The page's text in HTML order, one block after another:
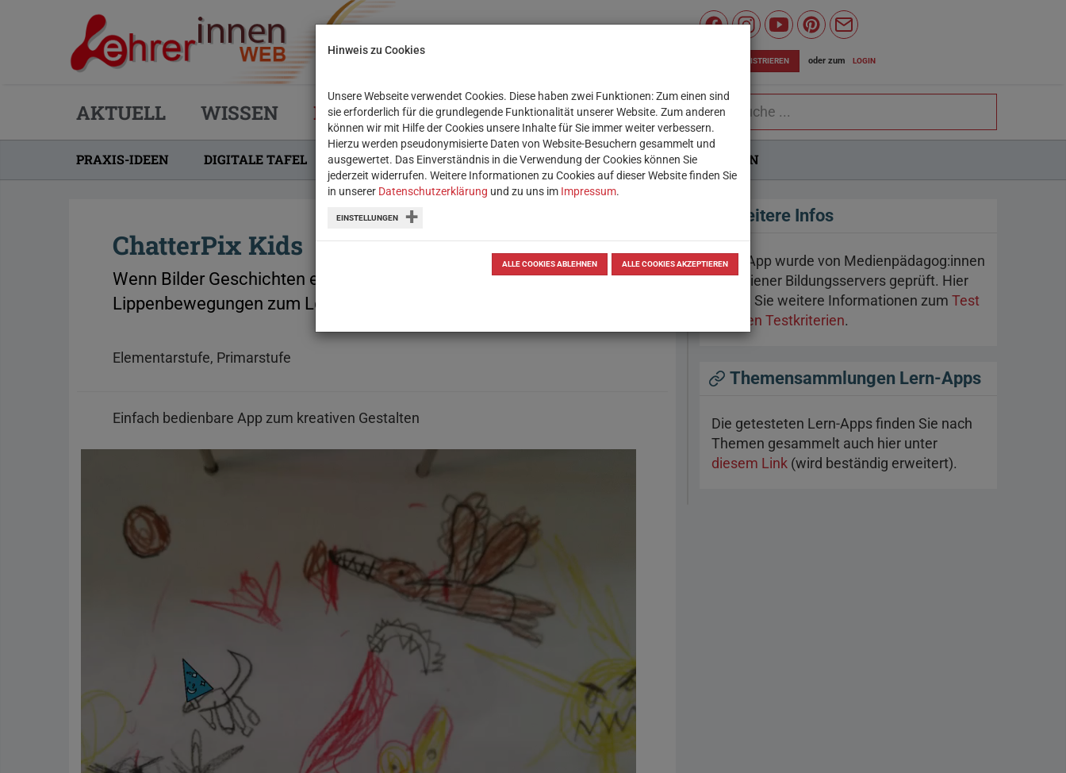
Wiener
Bildungsserver
Facebook
JETZT REGISTRIEREN oder zum LOGIN
AKTUELL WISSEN PRAXIS SERVICE WORKSHOPS Suchbegriff
PRAXIS-IDEEN DIGITALE TAFEL ROBOTIK & CODING LERN-APPS THEMENSAMMLUNGEN
ChatterPix Kids
Wenn Bilder Geschichten erzählen: Objekte mit animierten
Lippenbewegungen zum Leben erwecken
Elementarstufe, Primarstufe
Einfach bedienbare App zum kreativen Gestalten
Weitere Infos
Jede App wurde von Medienpädagog:innen
des Wiener Bildungsservers geprüft. Hier
finden Sie weitere Informationen zum Test
und den Testkriterien.
Themensammlungen Lern-Apps
Die getesteten Lern-Apps finden Sie nach
Themen gesammelt auch hier unter
diesem Link (wird beständig erweitert).
Hinweis zu Cookies
Unsere Webseite verwendet Cookies. Diese haben zwei Funktionen: Zum einen sind
sie erforderlich für die grundlegende Funktionalität unserer Website. Zum anderen
können wir mit Hilfe der Cookies unsere Inhalte für Sie immer weiter verbessern.
Hierzu werden pseudonymisierte Daten von Website-Besuchern gesammelt und
ausgewertet. Das Einverständnis in die Verwendung der Cookies können Sie
jederzeit widerrufen. Weitere Informationen zu Cookies auf dieser Website finden Sie
in unserer Datenschutzerklärung und zu uns im Impressum.
EINSTELLUNGEN
ALLE COOKIES ABLEHNEN ALLE COOKIES AKZEPTIEREN